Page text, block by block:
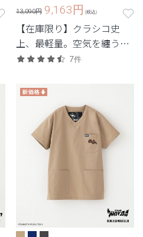
13,090円 9,163円 (税込)
【在庫限り】クラシコ史
上、最軽量。空気を纏うよ
うなストレスフリーの着心
7件